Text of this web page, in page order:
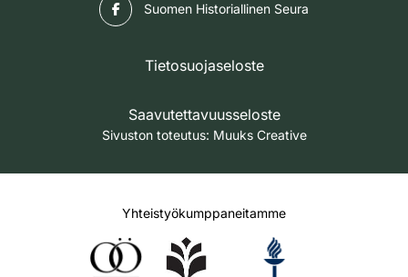
Suomen Historiallinen Seura
Tietosuojaseloste
Saavutettavuusseloste
Sivuston toteutus: Muuks Creative
Yhteistyökumppaneitamme